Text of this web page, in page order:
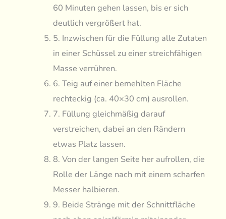
60 Minuten gehen lassen, bis er sich
deutlich vergrößert hat.
5. Inzwischen für die Füllung alle Zutaten
in einer Schüssel zu einer streichfähigen
Masse verrühren.
6. Teig auf einer bemehlten Fläche
rechteckig (ca. 40×30 cm) ausrollen.
7. Füllung gleichmäßig darauf
verstreichen, dabei an den Rändern
etwas Platz lassen.
8. Von der langen Seite her aufrollen, die
Rolle der Länge nach mit einem scharfen
Messer halbieren.
9. Beide Stränge mit der Schnittfläche